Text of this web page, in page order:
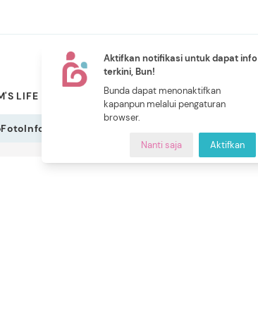
Aktifkan notifikasi untuk dapat info
terkini, Bun!
Bunda dapat menonaktifkan
kapanpun melalui pengaturan
browser.
Nanti saja Aktifkan
LIFE PILIHAN BUNDA
NEW
CERITA BUNDA
FotoInfografis